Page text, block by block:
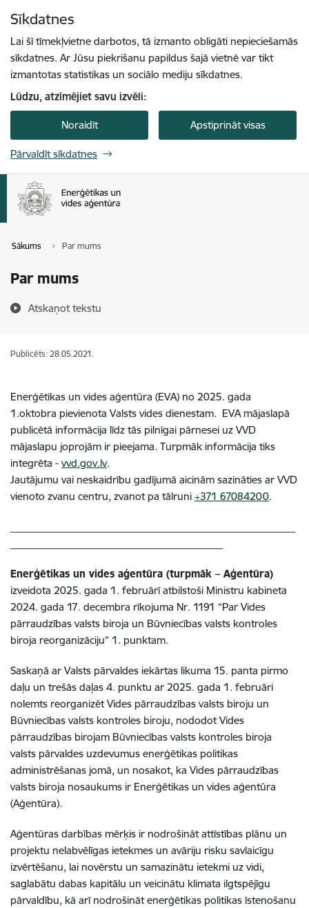
Sīkdatnes
Lai šī tīmekļvietne darbotos, tā izmanto obligāti nepieciešamās
sīkdatnes. Ar Jūsu piekrišanu papildus šajā vietnē var tikt
izmantotas statistikas un sociālo mediju sīkdatnes.
Lūdzu, atzīmējiet savu izvēli:
Noraidīt Apstiprināt visas
Pārvaldīt sīkdatnes
Sākums Par mums
Par mums
Atskaņot tekstu
Publicēts: 28.05.2021.
Enerģētikas un vides aģentūra (EVA) no 2025. gada
1.oktobra pievienota Valsts vides dienestam. EVA mājaslapā
publicētā informācija līdz tās pilnīgai pārnesei uz VVD
mājaslapu joprojām ir pieejama. Turpmāk informācija tiks
integrēta - vvd.gov.lv.
Jautājumu vai neskaidrību gadījumā aicinām sazināties ar VVD
vienoto zvanu centru, zvanot pa tālruni +371 67084200.
Enerģētikas un vides aģentūra (turpmāk – Aģentūra)
izveidota 2025. gada 1. februārī atbilstoši Ministru kabineta
2024. gada 17. decembra rīkojuma Nr. 1191 “Par Vides
pārraudzības valsts biroja un Būvniecības valsts kontroles
biroja reorganizāciju” 1. punktam.
Saskaņā ar Valsts pārvaldes iekārtas likuma 15. panta pirmo
daļu un trešās daļas 4. punktu ar 2025. gada 1. februāri
nolemts reorganizēt Vides pārraudzības valsts biroju un
Būvniecības valsts kontroles biroju, nododot Vides
pārraudzības birojam Būvniecības valsts kontroles biroja
valsts pārvaldes uzdevumus enerģētikas politikas
administrēšanas jomā, un nosakot, ka Vides pārraudzības
valsts biroja nosaukums ir Enerģētikas un vides aģentūra
(Aģentūra).
Aģentūras darbības mērķis ir nodrošināt attīstības plānu un
projektu nelabvēlīgas ietekmes un avāriju risku savlaicīgu
izvērtēšanu, lai novērstu un samazinātu ietekmi uz vidi,
saglabātu dabas kapitālu un veicinātu klimata ilgtspējīgu
pārvaldību, kā arī nodrošināt enerģētikas politikas īstenošanu